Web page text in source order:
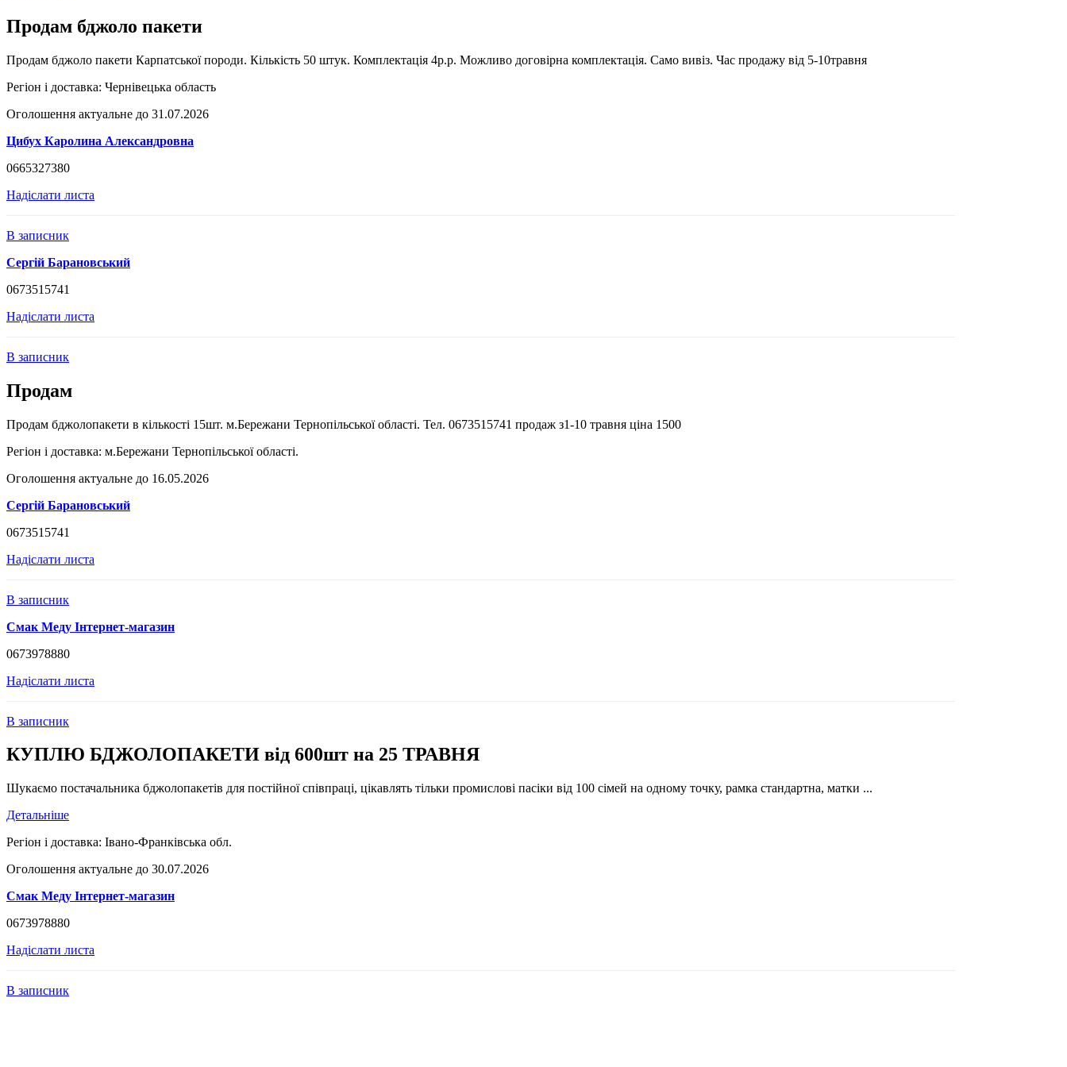
Продам бджоло пакети
Продам бджоло пакети Карпатської породи. Кількість 50 штук. Комплектація 4р.р. Можливо договірна комплектація. Само вивіз. Час продажу від 5-10травня
Регіон і доставка: Чернівецька область
Оголошення актуальне до 31.07.2026
Цибух Каролина Александровна
0665327380
Надіслати листа
В записник
Сергій Барановський
0673515741
Надіслати листа
В записник
Продам
Продам бджолопакети в кількості 15шт. м.Бережани Тернопільської області. Тел. 0673515741 продаж з1-10 травня ціна 1500
Регіон і доставка: м.Бережани Тернопільської області.
Оголошення актуальне до 16.05.2026
Сергій Барановський
0673515741
Надіслати листа
В записник
Смак Меду Інтернет-магазин
0673978880
Надіслати листа
В записник
КУПЛЮ БДЖОЛОПАКЕТИ від 600шт на 25 ТРАВНЯ
Шукаємо постачальника бджолопакетів для постійної співпраці, цікавлять тільки промислові пасіки від 100 сімей на одному точку, рамка стандартна, матки ...
Детальніше
Регіон і доставка: Івано-Франківська обл.
Оголошення актуальне до 30.07.2026
Смак Меду Інтернет-магазин
0673978880
Надіслати листа
В записник